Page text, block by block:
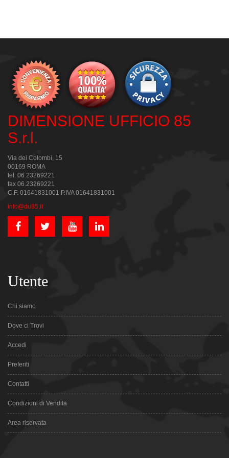
DIMENSIONE UFFICIO 85
S.r.l.
Via dei Colombi, 15
00169 ROMA
tel. 06.23269221
fax 06.23269221
C.F. 01641831001 P.IVA 01641831001
info@du85.it
Utente
Chi siamo
Dove ci Trovi
Accedi
Preferiti
Contatti
Condizioni di Vendita
Area riservata